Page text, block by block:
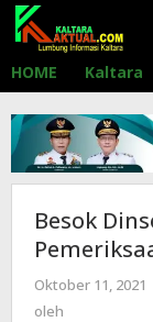
Lewati
konten
HOME Kaltara
Besok
Oktober 11, 2021
oleh